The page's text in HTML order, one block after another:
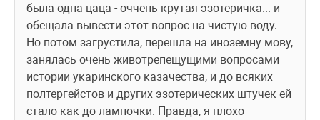
была одна цаца - оччень крутая эзотеричка... и
обещала вывести этот вопрос на чистую воду.
Но потом загрустила, перешла на иноземну мову,
занялась очень животрепещущими вопросами
истории укаринского казачества, и до всяких
полтергейстов и других эзотерических штучек ей
стало как до лампочки. Правда, я плохо